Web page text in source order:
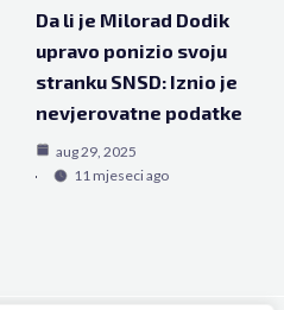
Da li je Milorad Dodik
upravo ponizio svoju
stranku SNSD: Iznio je
nevjerovatne podatke
aug 29, 2025
11 mjeseci ago